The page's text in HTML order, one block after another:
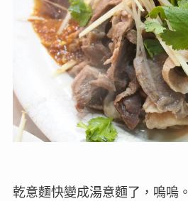
乾意麵快變成湯意麵了，嗚嗚。